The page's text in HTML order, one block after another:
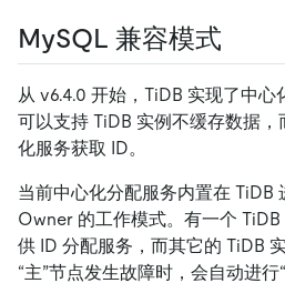
MySQL 兼容模式
从 v6.4.0 开始，TiDB 实现了中心
可以支持 TiDB 实例不缓存数据
化服务获取 ID。
当前中心化分配服务内置在 TiDB
Owner 的工作模式。有一个 TiDB
供 ID 分配服务，而其它的 TiDB
“主”节点发生故障时，会自动进